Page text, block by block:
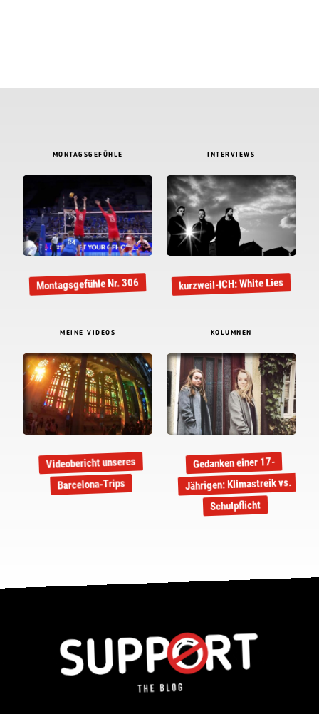
MONTAGSGEFÜHLE
Montagsgefühle Nr. 306
INTERVIEWS
kurzweil-ICH: White Lies
MEINE VIDEOS
Videobericht unseres
Barcelona-Trips
KOLUMNEN
Gedanken einer 17-
Jährigen: Klimastreik vs.
Schulpflicht